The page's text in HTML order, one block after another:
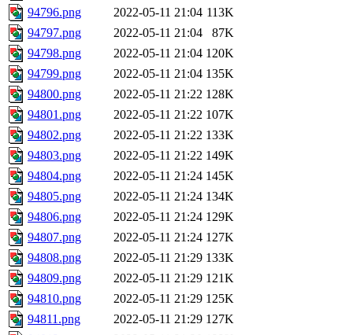
94796.png
2022-05-11 21:04 113K
94797.png
2022-05-11 21:04
87K
94798.png
2022-05-11 21:04 120K
94799.png
2022-05-11 21:04 135K
94800.png
2022-05-11 21:22 128K
94801.png
2022-05-11 21:22 107K
94802.png
2022-05-11 21:22 133K
94803.png
2022-05-11 21:22 149K
94804.png
2022-05-11 21:24 145K
94805.png
2022-05-11 21:24 134K
94806.png
2022-05-11 21:24 129K
94807.png
2022-05-11 21:24 127K
94808.png
2022-05-11 21:29 133K
94809.png
2022-05-11 21:29 121K
94810.png
2022-05-11 21:29 125K
94811.png
2022-05-11 21:29 127K